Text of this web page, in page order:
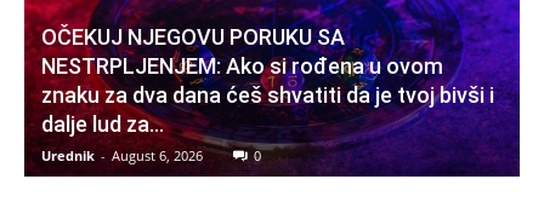
OČEKUJ NJEGOVU PORUKU SA
NESTRPLJENJEM: Ako si rođena u ovom
znaku za dva dana ćeš shvatiti da je tvoj bivši i
dalje lud za...
Urednik - August 6, 2026 0